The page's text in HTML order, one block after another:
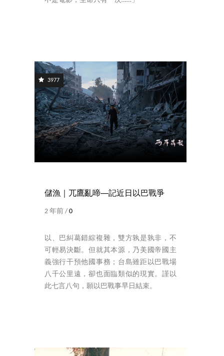
3977
儲漁｜兀鷹亂啼──記近日以巴戰爭
2 年前 / 0
以、巴糾葛錯綜複雜，雙方孰是孰非，不
可輕易決斷。但就其本源，乃美國帝國主
義強行干預他國事務；台島雖距以巴戰場
八千公里遠，卻也面臨類似的現實。謹以
此七言八句，願以巴戰事早日結束。